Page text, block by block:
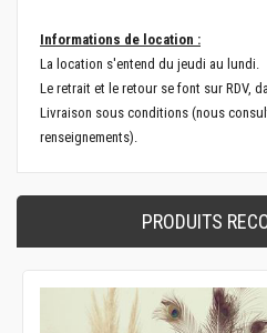
Informations de location :
La location s'entend du jeudi au lundi.
Le retrait et le retour se font sur RDV,
Livraison sous conditions (nous
renseignements).
PRODUITS